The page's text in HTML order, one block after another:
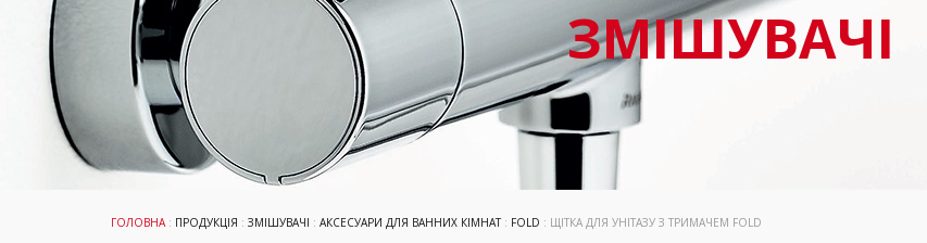
ЗМІШУВАЧІ
ГОЛОВНА: ПРОДУКЦІЯ : ЗМІШУВАЧІ : АКСЕСУАРИ ДЛЯ ВАННИХ КІМНАТ: FOLD : ЩІТКА ДЛЯ УНІТАЗУ З ТРИМАЧЕМ FOLD